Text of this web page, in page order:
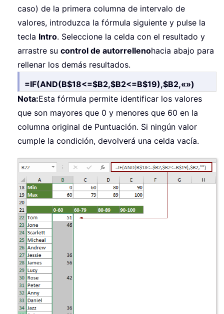
caso) de la primera columna de intervalo de
valores, introduzca la fórmula siguiente y pulse la
tecla Intro. Seleccione la celda con el resultado y
arrastre su control de autorrellenohacia abajo para
rellenar los demás resultados.
=IF(AND(B$18<=$B2,$B2<=B$19),$B2,«»)
Nota:Esta fórmula permite identificar los valores
que son mayores que 0 y menores que 60 en la
columna original de Puntuación. Si ningún valor
cumple la condición, devolverá una celda vacía.